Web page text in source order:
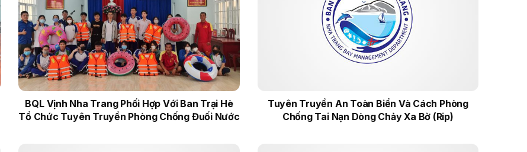
BQL Vịnh Nha Trang Phối Hợp Với Ban Trại Hè
Tổ Chức Tuyên Truyền Phòng Chống Đuối Nước
Tuyên Truyền An Toàn Biển Và Cách Phòng
Chống Tai Nạn Dòng Chảy Xa Bờ (Rip)